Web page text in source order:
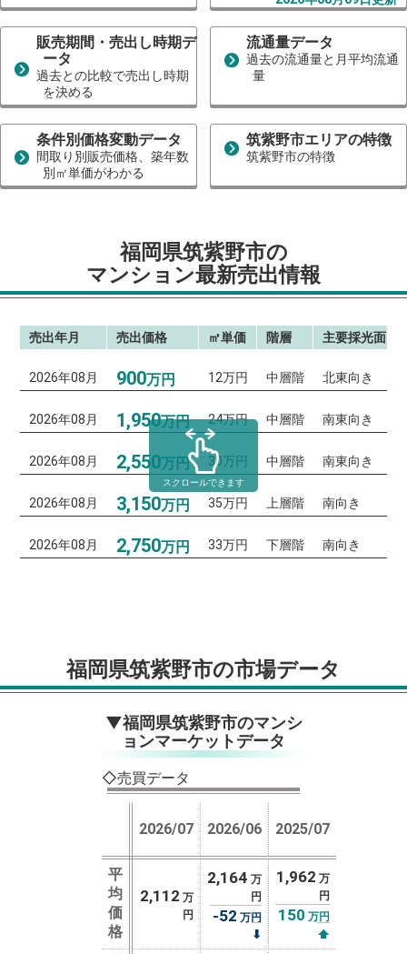
販売期間・売出し時期デ
ータ
過去との比較で売出し時期
を決める
流通量データ
過去の流通量と月平均流通
量
条件別価格変動データ
間取り別販売価格、築年数
別㎡単価がわかる
筑紫野市エリアの特徴
筑紫野市の特徴
福岡県筑紫野市の
マンション最新売出情報
売出年月 売出価格 ㎡単価 階層 主要採光面
2026年08月 900万円 12万円 中層階 北東向き
2026年08月 1,950万円 24万円 中層階 南東向き
2026年08月 2,550万円 30万円 中層階 南東向き
2026年08月 3,150万円 35万円 上層階 南向き
2026年08月 2,750万円 33万円 下層階 南向き
スクロールできます
福岡県筑紫野市の市場データ
▼福岡県筑紫野市のマンシ
ョンマーケットデータ
◇売買データ
2026/07 2026/06 2025/07
平
均
価
格
2,112 万
円
2,164 万
円
-52 万円
⬇
1,962 万
円
150 万円
⬆